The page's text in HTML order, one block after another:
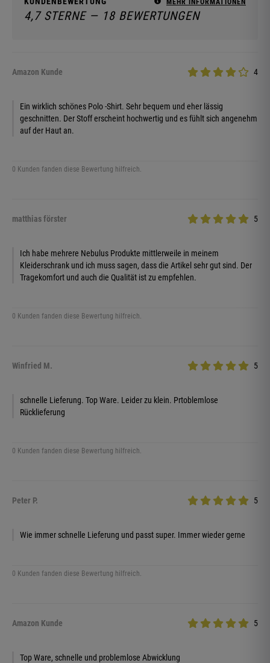
MEHR INFORMATIONEN
4,7 STERNE — 18 BEWERTUNGEN
Amazon Kunde 4
Ein wirklich schönes Polo -Shirt. Sehr bequem und eher lässig
geschnitten. Der Stoff erscheint hochwertig und es fühlt sich angenehm
auf der Haut an.
0 Kunden fanden diese Bewertung hilfreich.
matthias förster 5
Ich habe mehrere Nebulus Produkte mittlerweile in meinem
Kleiderschrank und ich muss sagen, dass die Artikel sehr gut sind. Der
Tragekomfort und auch die Qualität ist zu empfehlen.
0 Kunden fanden diese Bewertung hilfreich.
Winfried M. 5
schnelle Lieferung. Top Ware. Leider zu klein. Prtoblemlose
Rücklieferung
0 Kunden fanden diese Bewertung hilfreich.
Peter P. 5
Wie immer schnelle Lieferung und passt super. Immer wieder gerne
0 Kunden fanden diese Bewertung hilfreich.
Amazon Kunde 5
Top Ware, schnelle und problemlose Abwicklung